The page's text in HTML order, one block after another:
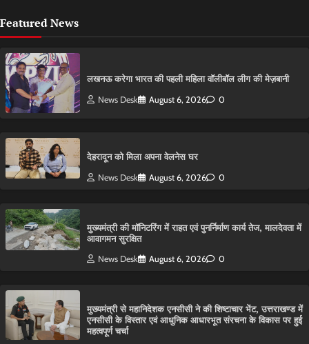
Featured News
लखनऊ करेगा भारत की पहली महिला वॉलीबॉल लीग की मेज़बानी
News Desk August 6, 2026 0
देहरादून को मिला अपना वेलनेस घर
News Desk August 6, 2026 0
मुख्यमंत्री की मॉनिटरिंग में राहत एवं पुनर्निर्माण कार्य तेज, मालदेवता में
आवागमन सुरक्षित
News Desk August 6, 2026 0
मुख्यमंत्री से महानिदेशक एनसीसी ने की शिष्टाचार भेंट, उत्तराखण्ड में
एनसीसी के विस्तार एवं आधुनिक आधारभूत संरचना के विकास पर हुई
महत्वपूर्ण चर्चा